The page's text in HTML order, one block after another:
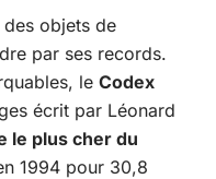
objets de
par ses records.
le Codex
écrit par Léonard
le plus cher du
1994 pour 30,8